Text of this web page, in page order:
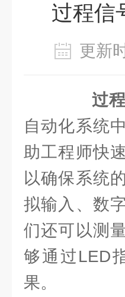
过程信
更新
过
自动化系统
助工程师快
以确保系统
拟输入、数
们还可以测
够通过LED
果。